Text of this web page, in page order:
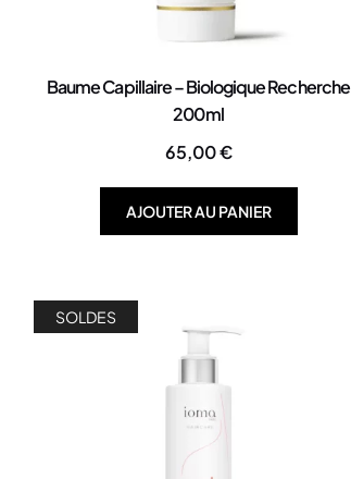
Baume Capillaire – Biologique Recherche
200ml
65,00€
AJOUTER AU PANIER
SOLDES